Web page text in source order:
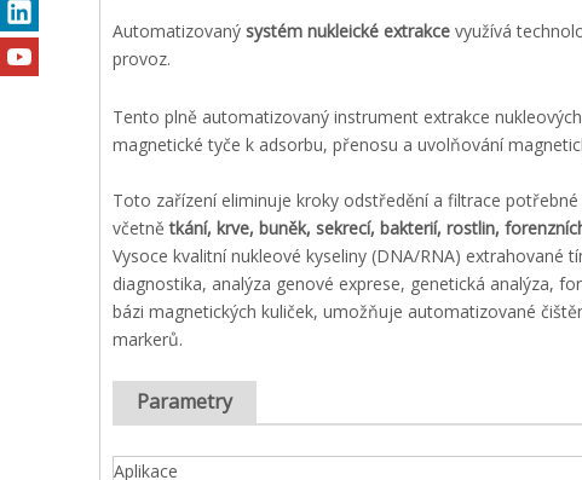
Automatizovaný systém nukleické extrakce využívá
provoz.
Tento plně automatizovaný instrument extrakce
magnetické tyče k adsorbu, přenosu a uvolňování
Toto zařízení eliminuje kroky odstředění a filtrace
včetnětkání, krve, buněk, sekrecí, bakterií, rostlin,
Vysoce kvalitní nukleové kyseliny (DNA/RNA)
diagnostika, analýza genové exprese, genetická analýza,
bázi magnetických kuliček, umožňuje automatizované
markerů.
Parametry
Aplikace